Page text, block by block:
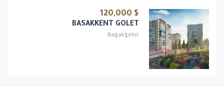
$ 120,000
BASAKKENT GOLET
Başakşehir